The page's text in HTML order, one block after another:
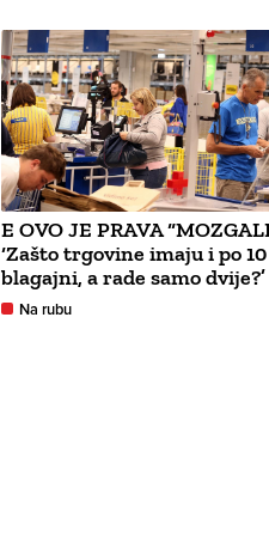
E OVO JE PRAVA
‘Zašto trgovine imaju i po 10
blagajni, a rade samo dvije?’
Na rubu